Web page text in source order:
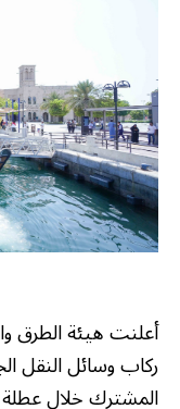
أعلنت هيئة الطرق
ركاب وسائل النقل